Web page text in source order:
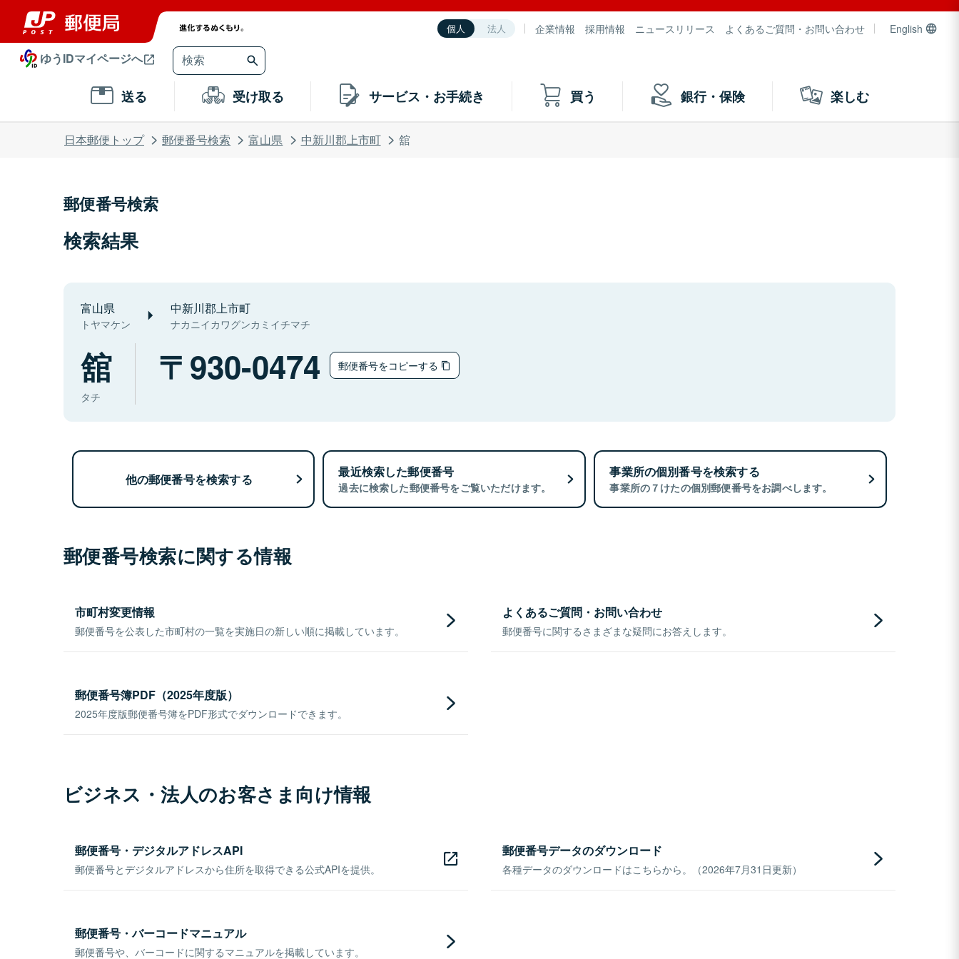
個人 法人 企業情報 採用情報 ニュースリリース よくあるご質問・お問い合わせ English
ゆうIDマイページへ
送る 受け取る サービス・お手続き 買う 銀行・保険 楽しむ
日本郵便トップ 郵便番号検索 富山県 中新川郡上市町 舘
郵便番号検索
検索結果
富山県
トヤマケン
中新川郡上市町
ナカニイカワグンカミイチマチ
舘
タチ
930-0474 郵便番号をコピーする
他の郵便番号を検索する 最近検索した郵便番号
過去に検索した郵便番号をご覧いただけます。
事業所の個別番号を検索する
事業所の７けたの個別郵便番号をお調べします。
郵便番号検索に関する情報
市町村変更情報
郵便番号を公表した市町村の一覧を実施日の新しい順に掲載しています。
よくあるご質問・お問い合わせ
郵便番号に関するさまざまな疑問にお答えします。
郵便番号簿PDF（2025年度版）
2025年度版郵便番号簿をPDF形式でダウンロードできます。
ビジネス・法人のお客さま向け情報
郵便番号・デジタルアドレスAPI
郵便番号とデジタルアドレスから住所を取得できる公式APIを提供。
郵便番号データのダウンロード
各種データのダウンロードはこちらから。（2026年7月31日更新）
郵便番号・バーコードマニュアル
郵便番号や、バーコードに関するマニュアルを掲載しています。